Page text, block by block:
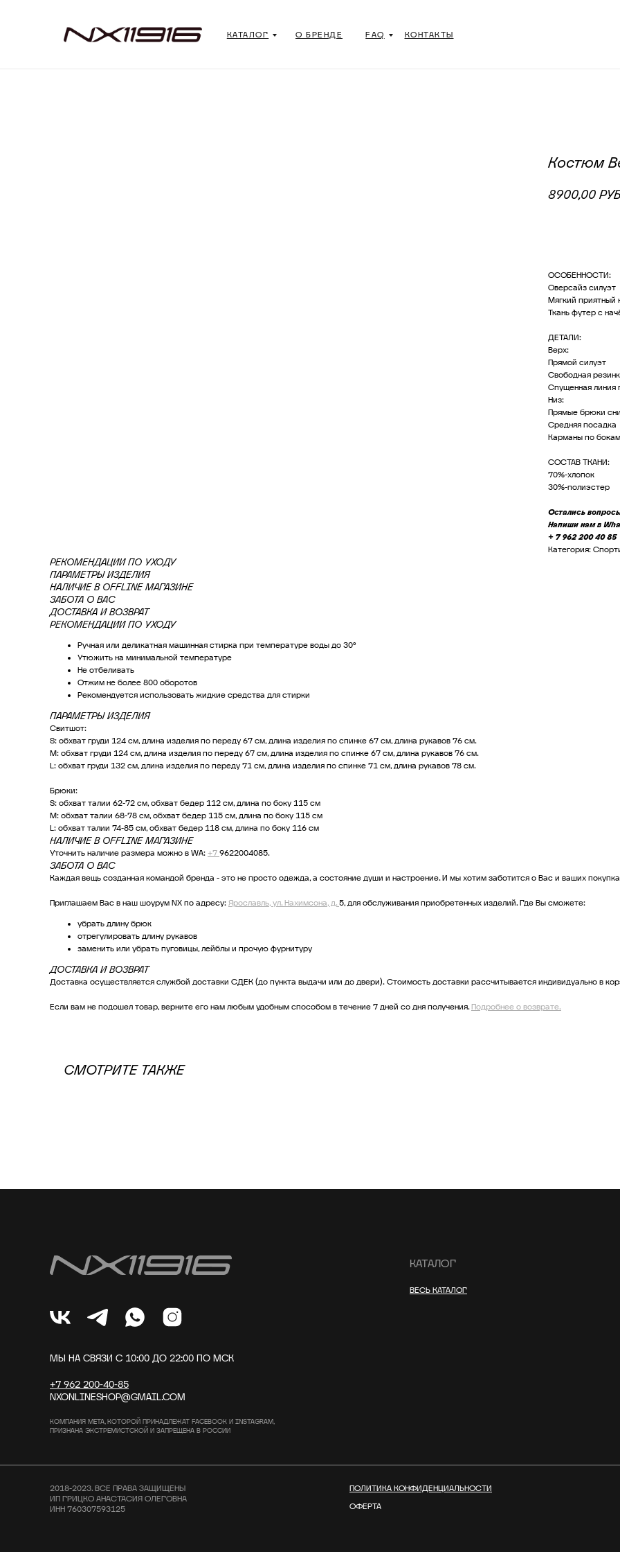
КАТАЛОГ О БРЕНДЕ FAQ КОНТАКТЫ
Костюм
8900,00 РУБ
ОСОБЕННОСТИ:
Оверсайз силуэт
Мягкий приятный
Ткань футер с
ДЕТАЛИ:
Верх:
Прямой силуэт
Свободная
Спущенная линия
Низ:
Прямые брюки
Средняя посадка
Карманы по бокам
СОСТАВ ТКАНИ:
70%-хлопок
30%-полиэстер
Остались
Напиши нам в
+ 7 962 200 40 85
Категория:
РЕКОМЕНДАЦИИ ПО УХОДУ
ПАРАМЕТРЫ ИЗДЕЛИЯ
НАЛИЧИЕ В OFFLINE МАГАЗИНЕ
ЗАБОТА О ВАС
ДОСТАВКА И ВОЗВРАТ
РЕКОМЕНДАЦИИ ПО УХОДУ
Ручная или деликатная машинная стирка при температуре воды до 30°
Утюжить на минимальной температуре
Не отбеливать
Отжим не более 800 оборотов
Рекомендуется использовать жидкие средства для стирки
ПАРАМЕТРЫ ИЗДЕЛИЯ
Свитшот:
S: обхват груди 124 см, длина изделия по переду 67 см, длина изделия по спинке 67 см, длина рукавов 76 см.
M: обхват груди 124 см, длина изделия по переду 67 см, длина изделия по спинке 67 см, длина рукавов 76 см.
L: обхват груди 132 см, длина изделия по переду 71 см, длина изделия по спинке 71 см, длина рукавов 78 см.
Брюки:
S: обхват талии 62-72 см, обхват бедер 112 см, длина по боку 115 см
M: обхват талии 68-78 см, обхват бедер 115 см, длина по боку 115 см
L: обхват талии 74-85 см, обхват бедер 118 см, длина по боку 116 см
НАЛИЧИЕ В OFFLINE МАГАЗИНЕ
Уточнить наличие размера можно в WA: +7 9622004085.
ЗАБОТА О ВАС
Каждая вещь созданная командой бренда - это не просто одежда, а состояние души и настроение. И мы хотим заботится о Вас и ваших
Приглашаем Вас в наш шоурум NX по адресу: Ярославль, ул. Нахимсона, д. 5, для обслуживания приобретенных изделий. Где Вы сможете:
убрать длину брюк
отрегулировать длину рукавов
заменить или убрать пуговицы, лейблы и прочую фурнитуру
ДОСТАВКА И ВОЗВРАТ
Доставка осуществляется службой доставки СДЕК (до пункта выдачи или до двери). Стоимость доставки рассчитывается индивидуально в
Если вам не подошел товар, верните его нам любым удобным способом в течение 7 дней со дня получения.Подробнее о возврате.
СМОТРИТЕ ТАКЖЕ
+7 962 200-40-85
NXONLINESHOP@GMAIL.COM
ПОЛИТИКА КОНФИДЕНЦИАЛЬНОСТИ
2018-2023. ВСЕ ПРАВА ЗАЩИЩЕНЫ
ИП ГРИЦКО АНАСТАСИЯ ОЛЕГОВНА
ИНН 760307593125
КОМПАНИЯ МЕТА, КОТОРОЙ ПРИНАДЛЕЖАТ FACEBOOK И INSTAGRAM,
ПРИЗНАНА ЭКСТРЕМИСТСКОЙ И ЗАПРЕЩЕНА В РОССИИ
КАТАЛОГ
ВЕСЬ КАТАЛОГ
МЫ НА СВЯЗИ С 10:00 ДО 22:00 ПО МСК
ОФЕРТА